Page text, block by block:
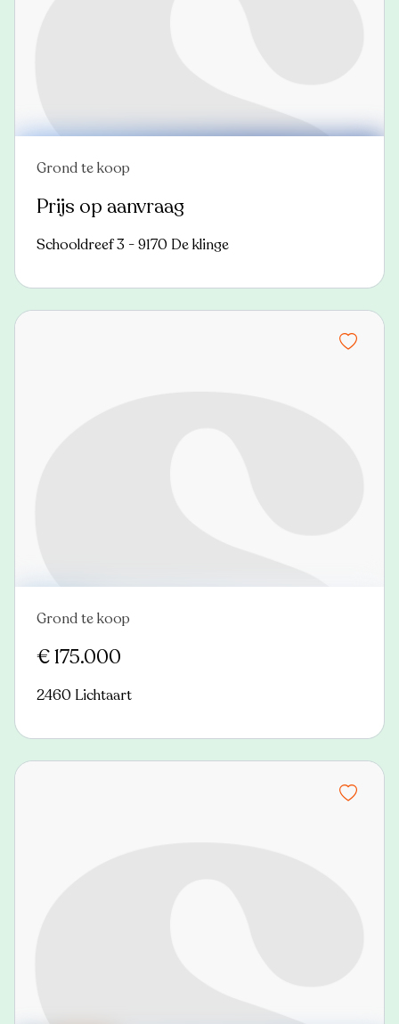
Nieuw
Grond te koop
Prijs op aanvraag
Schooldreef 3 - 9170 De klinge
Nieuw
Grond te koop
€ 175.000
2460 Lichtaart